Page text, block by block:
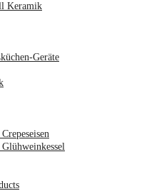
Keramik
Geräte